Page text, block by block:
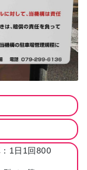
1日1回800